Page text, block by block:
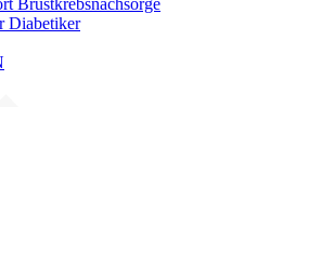
Brustkrebsnachsorge
Diabetiker